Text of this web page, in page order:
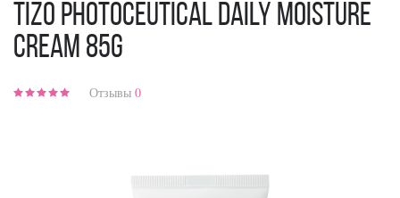
TiZO Photoceutiсal Daily Moisture
Cream 85g
Отзывы 0